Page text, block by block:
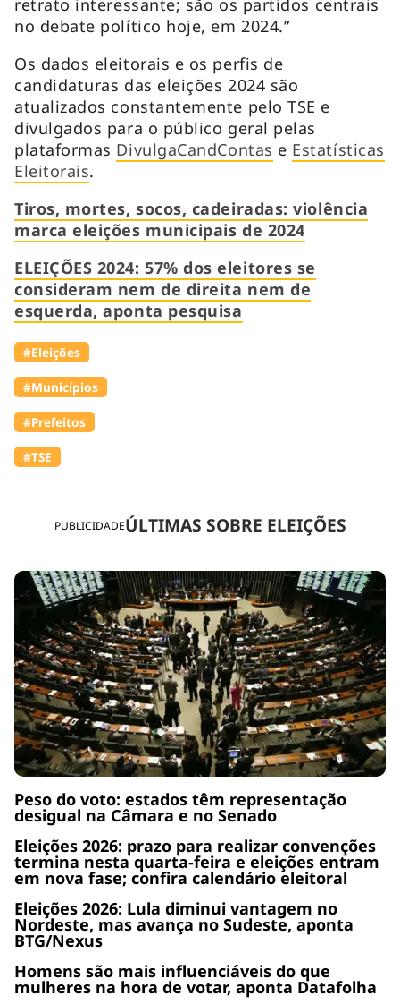
PUBLICIDADEÚLTIMAS SOBRE ELEIÇÕES
Peso do voto: estados têm representação
desigual na Câmara e no Senado
Eleições 2026: prazo para realizar convenções
termina nesta quarta-feira e eleições entram
em nova fase; confira calendário eleitoral
Eleições 2026: Lula diminui vantagem no
Nordeste, mas avança no Sudeste, aponta
BTG/Nexus
Homens são mais influenciáveis do que
mulheres na hora de votar, aponta Datafolha
no debate político hoje, em 2024.”
Os dados eleitorais e os perfis de
candidaturas das eleições 2024 são
atualizados constantemente pelo TSE e
divulgados para o público geral pelas
plataformas DivulgaCandContas e Estatísticas
Eleitorais.
Tiros, mortes, socos, cadeiradas: violência
marca eleições municipais de 2024
ELEIÇÕES 2024: 57% dos eleitores se
consideram nem de direita nem de
esquerda, aponta pesquisa
#Eleições
#Municípios
#Prefeitos
#TSE